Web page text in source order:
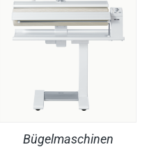
Bügelmaschinen